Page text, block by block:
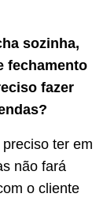
sozinha,
fechamento
fazer
ter em
não fará
o cliente